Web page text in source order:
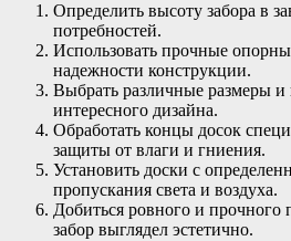
Определить высоту забора в
потребностей.
Использовать прочные
надежности конструкции.
Выбрать различные размеры и
интересного дизайна.
Обработать концы досок
защиты от влаги и гниения.
Установить доски с
пропускания света и воздуха.
Добиться ровного и прочного
забор выглядел эстетично.